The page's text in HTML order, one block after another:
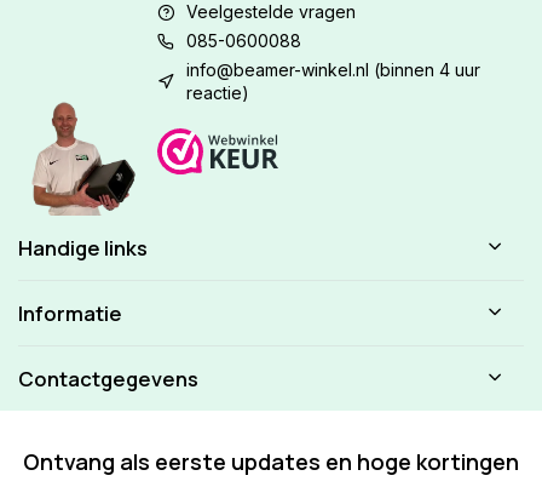
Veelgestelde vragen
085-0600088
info@beamer-winkel.nl (binnen 4 uur
reactie)
Handige links
Informatie
Contactgegevens
Ontvang als eerste updates en hoge kortingen